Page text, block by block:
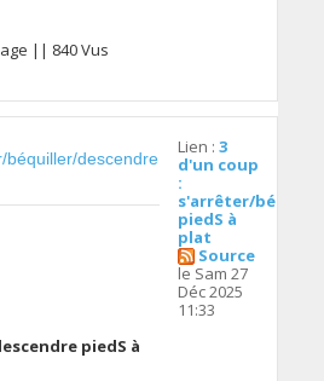
|| 840 Vus
descendre
piedS à
Lien :3
d'un coup
:
s'arrêter/
piedS à
plat
Source
le Sam 27
Déc 2025
11:33